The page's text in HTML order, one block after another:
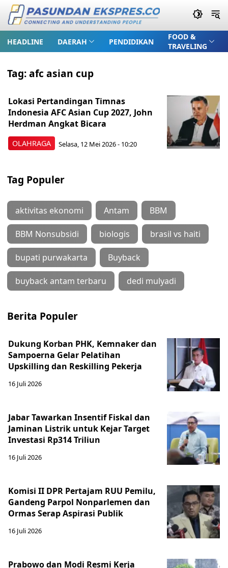
HEADLINE DAERAH PENDIDIKAN
FOOD &
TRAVELING
Tag:afc asian cup
OLAHRAGA
Lokasi Pertandingan Timnas
Indonesia AFC Asian Cup 2027, John
Herdman Angkat Bicara
Selasa, 12 Mei 2026 - 10:20
Tag Populer
aktivitas ekonomi Antam BBM
BBM Nonsubsidi biologis brasil vs haiti
bupati purwakarta Buyback
buyback antam terbaru dedi mulyadi
Berita Populer
Dukung Korban PHK, Kemnaker dan
Sampoerna Gelar Pelatihan
Upskilling dan Reskilling Pekerja
16 Juli 2026
Jabar Tawarkan Insentif Fiskal dan
Jaminan Listrik untuk Kejar Target
Investasi Rp314 Triliun
16 Juli 2026
Komisi II DPR Pertajam RUU Pemilu,
Gandeng Parpol Nonparlemen dan
Ormas Serap Aspirasi Publik
16 Juli 2026
Prabowo dan Modi Resmi Kerja